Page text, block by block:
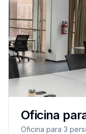
Oficina
Oficina para 3